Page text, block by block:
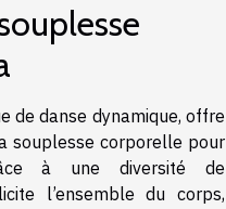
de danse dynamique, offre
souplesse corporelle pour
à une diversité de
l’ensemble du corps,